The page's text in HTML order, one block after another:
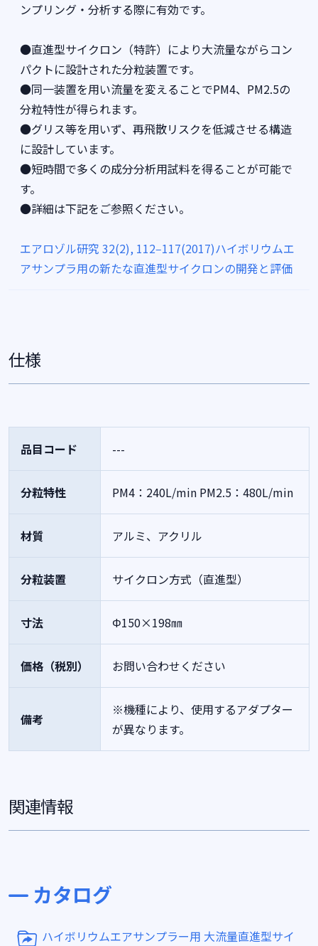
ンプリング・分析する際に有効です。
●直進型サイクロン（特許）により大流量ながらコン
パクトに設計された分粒装置です。
●同一装置を用い流量を変えることでPM4、PM2.5の
分粒特性が得られます。
●グリス等を用いず、再飛散リスクを低減させる構造
に設計しています。
●短時間で多くの成分分析用試料を得ることが可能で
す。
●詳細は下記をご参照ください。
エアロゾル研究 32(2), 112‒117(2017)ハイボリウムエ
アサンプラ用の新たな直進型サイクロンの開発と評価
仕様
品目コード ---
分粒特性 PM4：240L/min PM2.5：480L/min
材質 アルミ、アクリル
分粒装置 サイクロン方式（直進型）
寸法 Φ150×198㎜
価格（税別） お問い合わせください
備考
※機種により、使用するアダプター
が異なります。
関連情報
カタログ
ハイボリウムエアサンプラー用 大流量直進型サイ